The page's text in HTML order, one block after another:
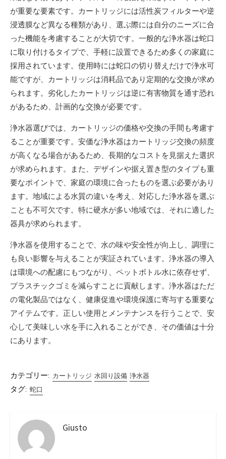
が重要な要素です。カートリッジには活性炭フィルターや逆
浸透膜など異なる種類があり、選ぶ際には自分のニーズに合
った機能を考慮することが大切です。一般的な浄水器は蛇口
に取り付けるタイプで、手軽に設置できるため多くの家庭に
採用されています。使用時には蛇口の切り替えだけで浄水可
能ですが、カートリッジは消耗品であり定期的な交換が求め
られます。劣化したカートリッジは逆に有害物質を通す恐れ
があるため、計画的な交換が必要です。
浄水器選びでは、カートリッジの価格や交換の手間も考慮す
ることが重要です。安価な浄水器はカートリッジ交換の頻度
が高くなる場合があるため、長期的なコストを見据えた選択
が求められます。また、デザインや据え置き型のタイプも重
要なポイントで、家庭の環境に合ったものを選ぶ必要があり
ます。地域による水質の違いを考え、対応した浄水器を選ぶ
ことも不可欠です。特に硬水が多い地域では、それに適した
器具が求められます。
浄水器を使用することで、水の味や安全性が向上し、調理に
も良い影響を与えることが実証されています。浄水器の導入
は環境への配慮にもつながり、ペットボトル水に依存せず、
プラスチックゴミを減らすことに貢献します。浄水器はただ
の電化製品ではなく、健康促進や環境保護に寄与する重要な
アイテムです。正しい使用とメンテナンスを行うことで、安
心して美味しい水を手に入れることができ、その価値は十分
にあります。
カテゴリー: カートリッジ 水回り設備 浄水器
タグ: 蛇口
Giusto